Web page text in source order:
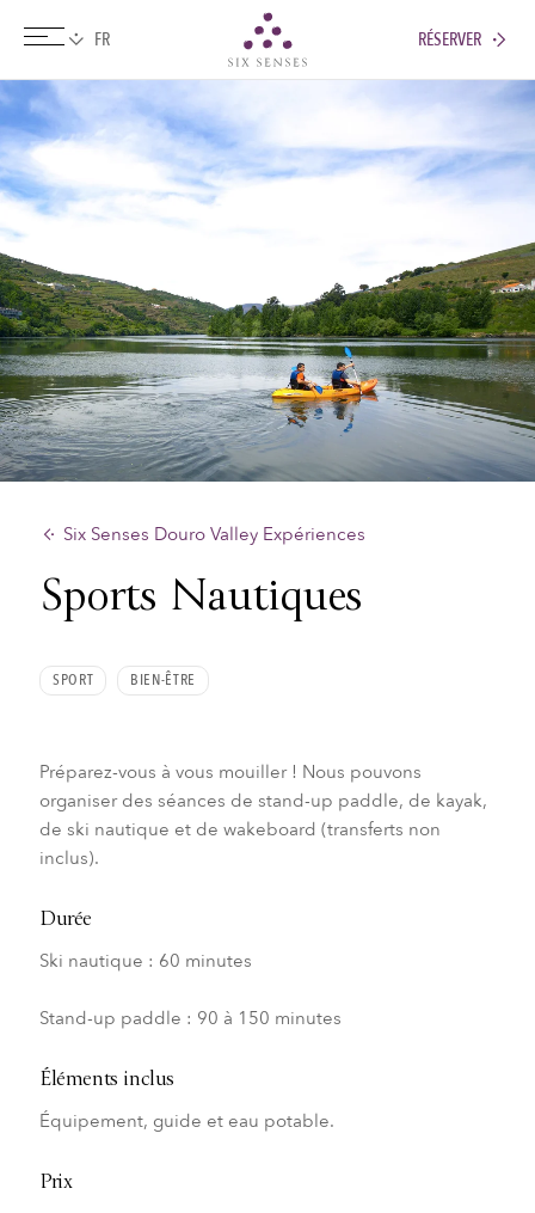
RÉSERVER
Six Senses Douro Valley Expériences
Sports Nautiques
SPORT BIEN-ÊTRE
Préparez-vous à vous mouiller ! Nous pouvons
organiser des séances de stand-up paddle, de kayak,
de ski nautique et de wakeboard (transferts non
inclus).
Durée
Ski nautique : 60 minutes
Stand-up paddle : 90 à 150 minutes
Éléments inclus
Équipement, guide et eau potable.
Prix